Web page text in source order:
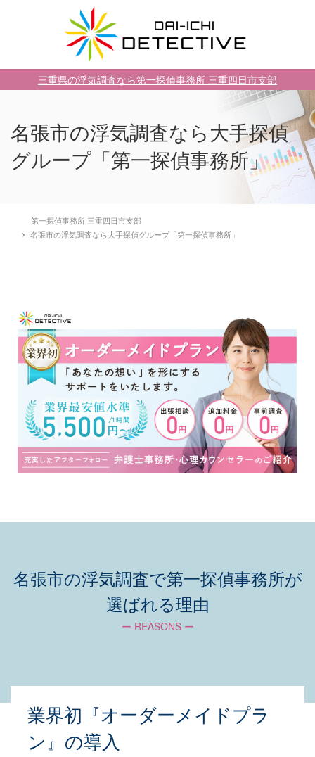
三重県の浮気調査なら第一探偵事務所 三重四日市支部
名張市の浮気調査なら大手探偵
グループ「第一探偵事務所」
第一探偵事務所 三重四日市支部
名張市の浮気調査なら大手探偵グループ「第一探偵事務所」
名張市の浮気調査で第一探偵事務所が
選ばれる理由
ー REASONS ー
業界初『オーダーメイドプラ
ン』の導入